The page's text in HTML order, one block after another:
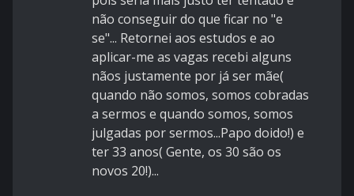
não conseguir do que ficar no "e
se"... Retornei aos estudos e ao
aplicar-me as vagas recebi alguns
nãos justamente por já ser mãe(
quando não somos, somos cobradas
a sermos e quando somos, somos
julgadas por sermos...Papo doido!) e
ter 33 anos( Gente, os 30 são os
novos 20!)...